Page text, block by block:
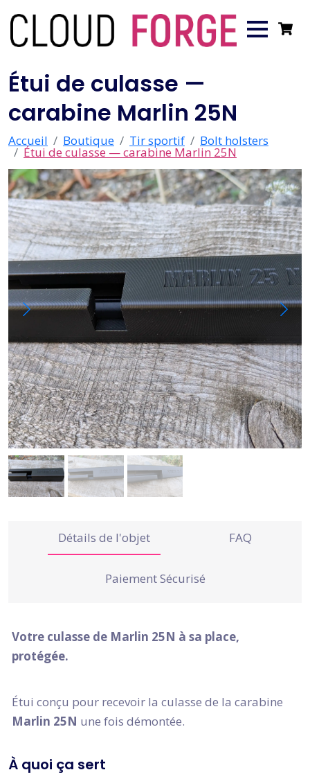
Étui de culasse —
carabine Marlin 25N
Accueil Boutique Tir sportif Bolt holsters
Étui de culasse — carabine Marlin 25N
Détails de l'objet FAQ
Paiement Sécurisé
Votre culasse de Marlin 25N à sa place,
protégée.
Étui conçu pour recevoir la culasse de la carabine
Marlin 25N une fois démontée.
À quoi ça sert